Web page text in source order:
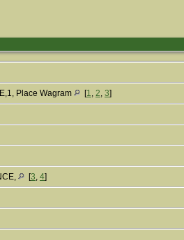
Place Wagram [1, 2, 3]
[3, 4]